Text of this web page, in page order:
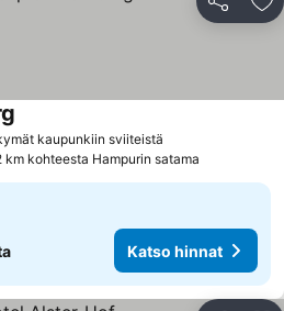
Jaa
kaupunkiin sviiteistä
km kohteesta Hampurin satama
Katso hinnat